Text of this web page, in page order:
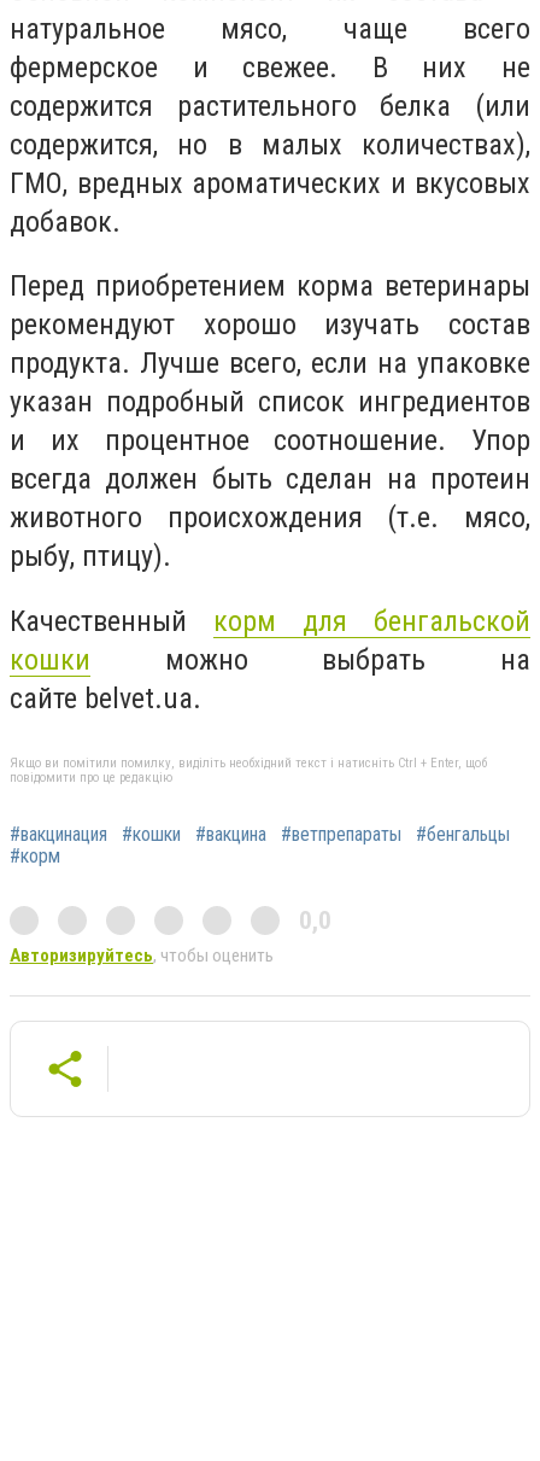
натуральное мясо, чаще всего
фермерское и свежее. В них не
содержится растительного белка (или
содержится, но в малых количествах),
ГМО, вредных ароматических и вкусовых
добавок.
Перед приобретением корма ветеринары
рекомендуют хорошо изучать состав
продукта. Лучше всего, если на упаковке
указан подробный список ингредиентов
и их процентное соотношение. Упор
всегда должен быть сделан на протеин
животного происхождения (т.е. мясо,
рыбу, птицу).
Качественный корм для бенгальской
кошки можно выбрать на
сайте belvet.ua.
Якщо ви помітили помилку, виділіть необхідний текст і натисніть Ctrl + Enter, щоб
повідомити про це редакцію
#вакцинация #кошки #вакцина #ветпрепараты
#бенгальцы
#корм
0,0
Авторизируйтесь, чтобы оценить